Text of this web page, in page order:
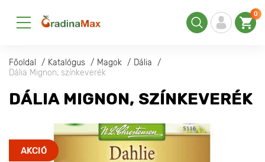
0
Főoldal Katalógus Magok
Dália
Dália Mignon, színkeverék
DÁLIA MIGNON, SZÍNKEVERÉK
AKCIÓ